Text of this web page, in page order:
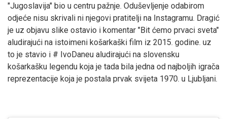
"Jugoslavija" bio u centru pažnje. Oduševljenje odabirom
odjeće nisu skrivali ni njegovi pratitelji na Instagramu. Dragić
je uz objavu slike ostavio i komentar "Bit ćemo prvaci sveta"
aludirajući na istoimeni košarkaški film iz 2015. godine. uz
to je stavio i # IvoDaneu aludirajući na slovensku
košarkašku legendu koja je tada bila jedna od najboljih igrača
reprezentacije koja je postala prvak svijeta 1970. u Ljubljani.